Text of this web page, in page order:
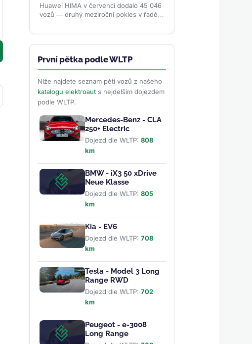
Huawei HIMA v červenci dodalo 45 046
vozů — druhý meziroční pokles v řadě.
ledna předala zákazníkům...>>
První pětka podle WLTP
Níže najdete seznam pěti vozů z našeho
katalogu elektroauts nejdelším dojezdem
podle WLTP.
Mercedes-Benz - CLA
250+ Electric
Dojezd dle WLTP: 808
km
BMW - iX3 50 xDrive
Neue Klasse
Dojezd dle WLTP: 805
km
Kia - EV6
Dojezd dle WLTP: 708
km
Tesla - Model 3 Long
Range RWD
Dojezd dle WLTP: 702
km
Peugeot - e-3008
Long Range